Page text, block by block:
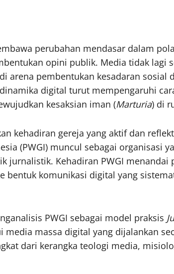
perubahan mendasar dalam
opini publik. Media tidak lagi
arena pembentukan kesadaran sosial
digital turut mempengaruhi
kesaksian iman (Marturia) di
kehadiran gereja yang aktif dan
(PWGI) muncul sebagai organisasi
jurnalistik. Kehadiran PWGI
bentuk komunikasi digital yang
PWGI sebagai model praksis
media massa digital yang dijalankan
dari kerangka teologi media,